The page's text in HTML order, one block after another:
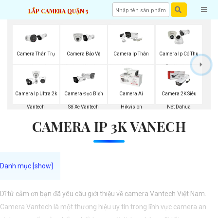
LẮP CAMERA QUẬN 5
Camera Thân Trụ
Ip Vantech
Camera Bảo Vệ
Vành Đai Vantech
Camera Ip Thân
Vantech
Camera Ip Có Thu
Âm Vantech
Camera Ip Ultra 2k
Vantech
Camera Đọc Biển
Số Xe Vantech
Camera Ai
Hikvision
Camera 2K Siêu
Nét Dahua
CAMERA IP 3K VANECH
Dĩ tử cảm ơn bạn đã yêu câu giới thiệu về camera Vantech Việt Nam.
Camera Vantech là một thương hiệu uy tín trong lĩnh vực camera an